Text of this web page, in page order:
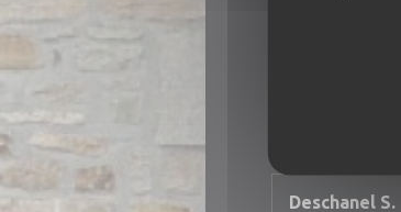
Deschanel S